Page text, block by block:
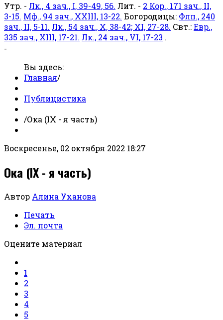
Утр. - Лк., 4 зач., I, 39-49, 56. Лит. - 2 Кор., 171 зач., II,
3-15. Мф., 94 зач., XXIII, 13-22. Богородицы: Флп., 240
зач., II, 5-11. Лк., 54 зач., X, 38-42; XI, 27-28. Свт.:Евр.,
335 зач., XIII, 17-21. Лк., 24 зач., VI, 17-23 .
-
Вы здесь:
Главная/
Публицистика
/Ока (IX - я часть)
Воскресенье, 02 октября 2022 18:27
Ока (IX - я часть)
Автор Алина Уханова
Печать
Эл. почта
Оцените материал
1
2
3
4
5